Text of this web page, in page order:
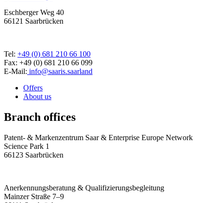
Eschberger Weg 40
66121 Saarbrücken
Tel: +49 (0) 681 210 66 100
Fax: +49 (0) 681 210 66 099
E-Mail: info@saaris.saarland
Offers
About us
Branch offices
Patent- & Markenzentrum Saar & Enterprise Europe Network
Science Park 1
66123 Saarbrücken
Anerkennungsberatung & Qualifizierungsbegleitung
Mainzer Straße 7–9